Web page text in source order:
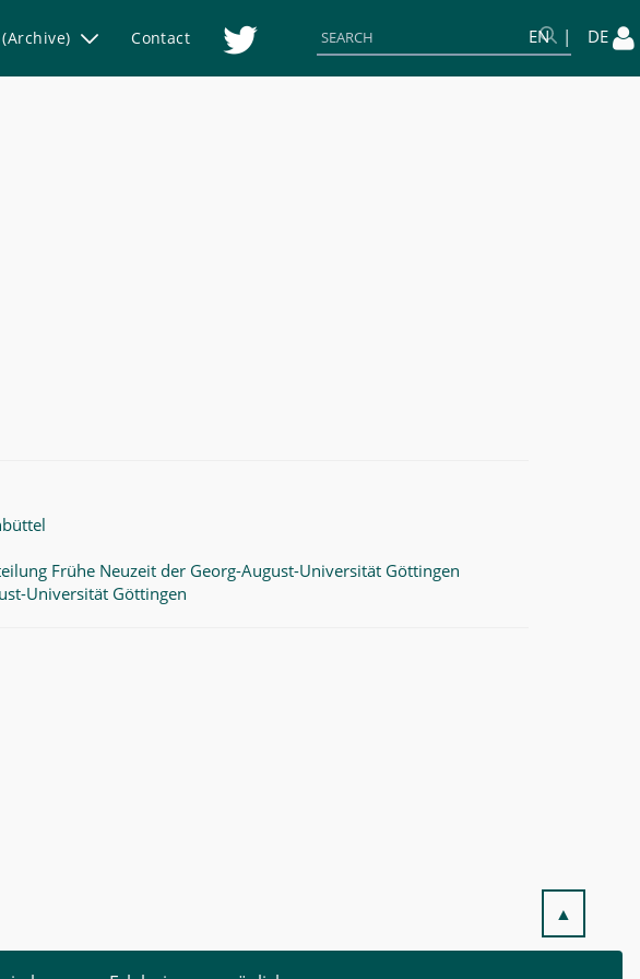
Contact EN DE
Frühe Neuzeit der Georg-August-Universität Göttingen
Universität Göttingen
▲